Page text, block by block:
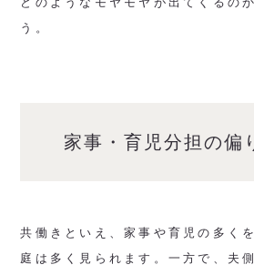
う。
家事・育児分担の偏
共働きといえ、家事や育児の多く
庭は多く見られます。一方で、夫